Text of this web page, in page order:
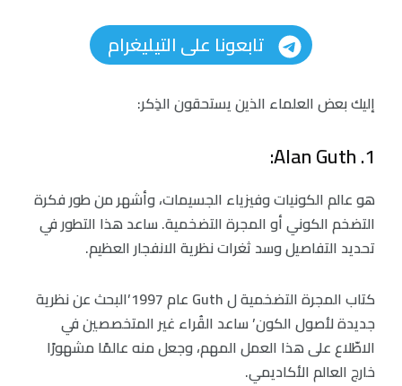
تابعونا على التيليغرام
إليك بعض العلماء الذين يستحقون الذِكر:
1. Alan Guth:
هو عالم الكونيات وفيزياء الجسيمات، وأشهر من طور فكرة
التضخم الكوني أو المجرة التضخمية. ساعد هذا التطور في
تحديد التفاصيل وسد ثغرات نظرية الانفجار العظيم.
كتاب المجرة التضخمية ل Guth عام 1997’البحث عن نظرية
جديدة لأصول الكون’ ساعد القُراء غير المتخصصين في
الاطّلاع على هذا العمل المهم، وجعل منه عالمًا مشهورًا
خارج العالم الأكاديمي.